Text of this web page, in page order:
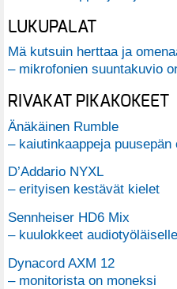
LUKUPALAT
Mä kutsuin herttaa ja
– mikrofonien suuntakuvio
RIVAKAT PIKAKOKEET
Änäkäinen Rumble
– kaiutinkaappeja puusepän
D’Addario NYXL
– erityisen kestävät kielet
Sennheiser HD6 Mix
– kuulokkeet audiotyöläiselle
Dynacord AXM 12
– monitorista on moneksi